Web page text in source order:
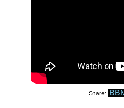
Share: